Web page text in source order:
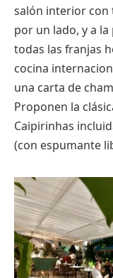
salón interior con
por un lado, y a
todas las franjas
cocina
una carta de
Proponen la
Caipirinhas
(con espumante